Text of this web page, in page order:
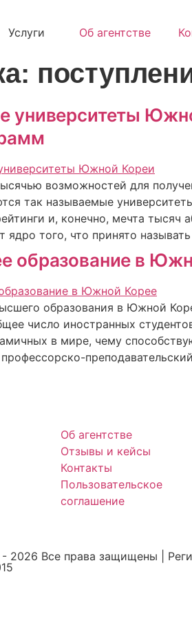
Услуги Об агентстве
университеты
возможностей для
так называемые
и, конечно, мечта тысяч
ядро того, что принято
образование в
образования в Южной
число иностранных
в мире, чему
Об агентстве
Отзывы и кейсы
Контакты
Пользовательское
соглашение
- 2026 Все права защищены |